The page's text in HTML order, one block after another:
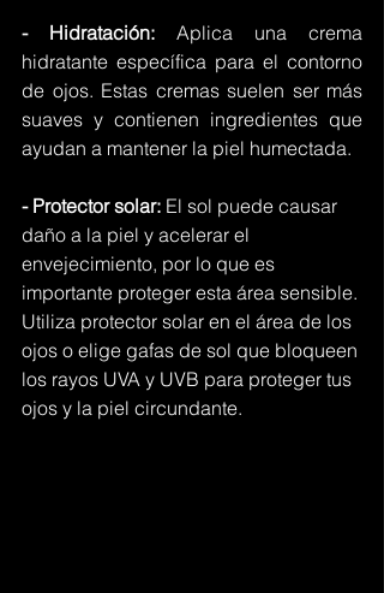
- Hidratación: Aplica una crema
hidratante específica para el contorno
de ojos. Estas cremas suelen ser más
suaves y contienen ingredientes que
ayudan a mantener la piel humectada.
- Protector solar: El sol puede causar
daño a la piel y acelerar el
envejecimiento, por lo que es
importante proteger esta área sensible.
Utiliza protector solar en el área de los
ojos o elige gafas de sol que bloqueen
los rayos UVA y UVB para proteger tus
ojos y la piel circundante.